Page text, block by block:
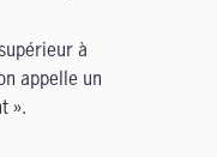
à
appelle un
».